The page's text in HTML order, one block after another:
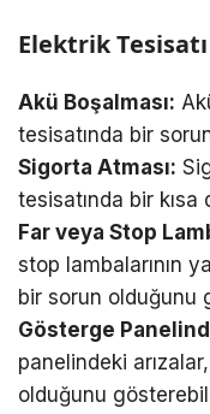
Elektrik
Akü Boşalması:
tesisatında bir
Sigorta Atması:
tesisatında bir
Far veya Stop
stop lambalarının
bir sorun olduğunu
Gösterge
panelindeki
olduğunu